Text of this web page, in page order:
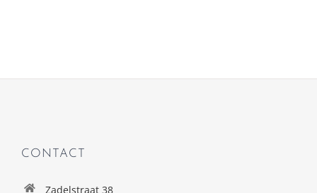
CONTACT
Zadelstraat 38